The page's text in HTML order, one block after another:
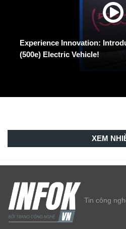
Experience Innovation:
(500e) Electric Vehicle!
XEM
Tin công